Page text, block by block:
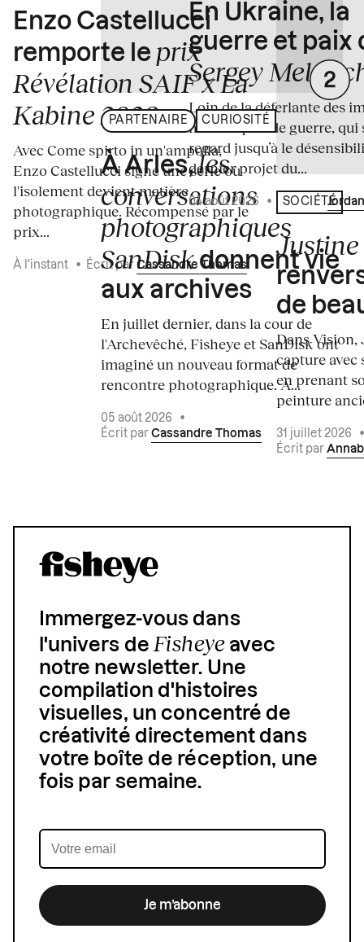
Enzo Castellucci
remporte le prix
Révélation SAIF x La
Kabine 2026
Avec Come spirto in un'ampolla,
Enzo Castellucci signe une série où
l'isolement devient matière
photographique. Récompensé par le
prix...
À l'instant • Écrit par Cassandre Thomas
PARTENAIRE CURIOSITÉ
À Arles,les
conversations
photographiques
SanDiskdonnent vie
aux archives
En juillet dernier, dans la cour de
l'Archevêché, Fisheye et SanDisk ont
imaginé un nouveau format de
rencontre photographique. À...
05 août 2026
•
Écrit par Cassandre Thomas
En Ukraine, la
guerre et paix
Sergey
Loin de la déferlante des
médiatiques de guerre, qui
regard jusqu’à le
dernier projet du...
04 août 2026 • Écrit par
SOCIÉTÉ
de
Dans
capture avec
en prenant
peinture
31 juillet 2026
Écrit par
Immergez-vous dans
l'univers deFisheyeavec
notre newsletter. Une
compilation d'histoires
visuelles, un concentré de
créativité directement dans
votre boîte de réception, une
fois par semaine.
Je m’abonne